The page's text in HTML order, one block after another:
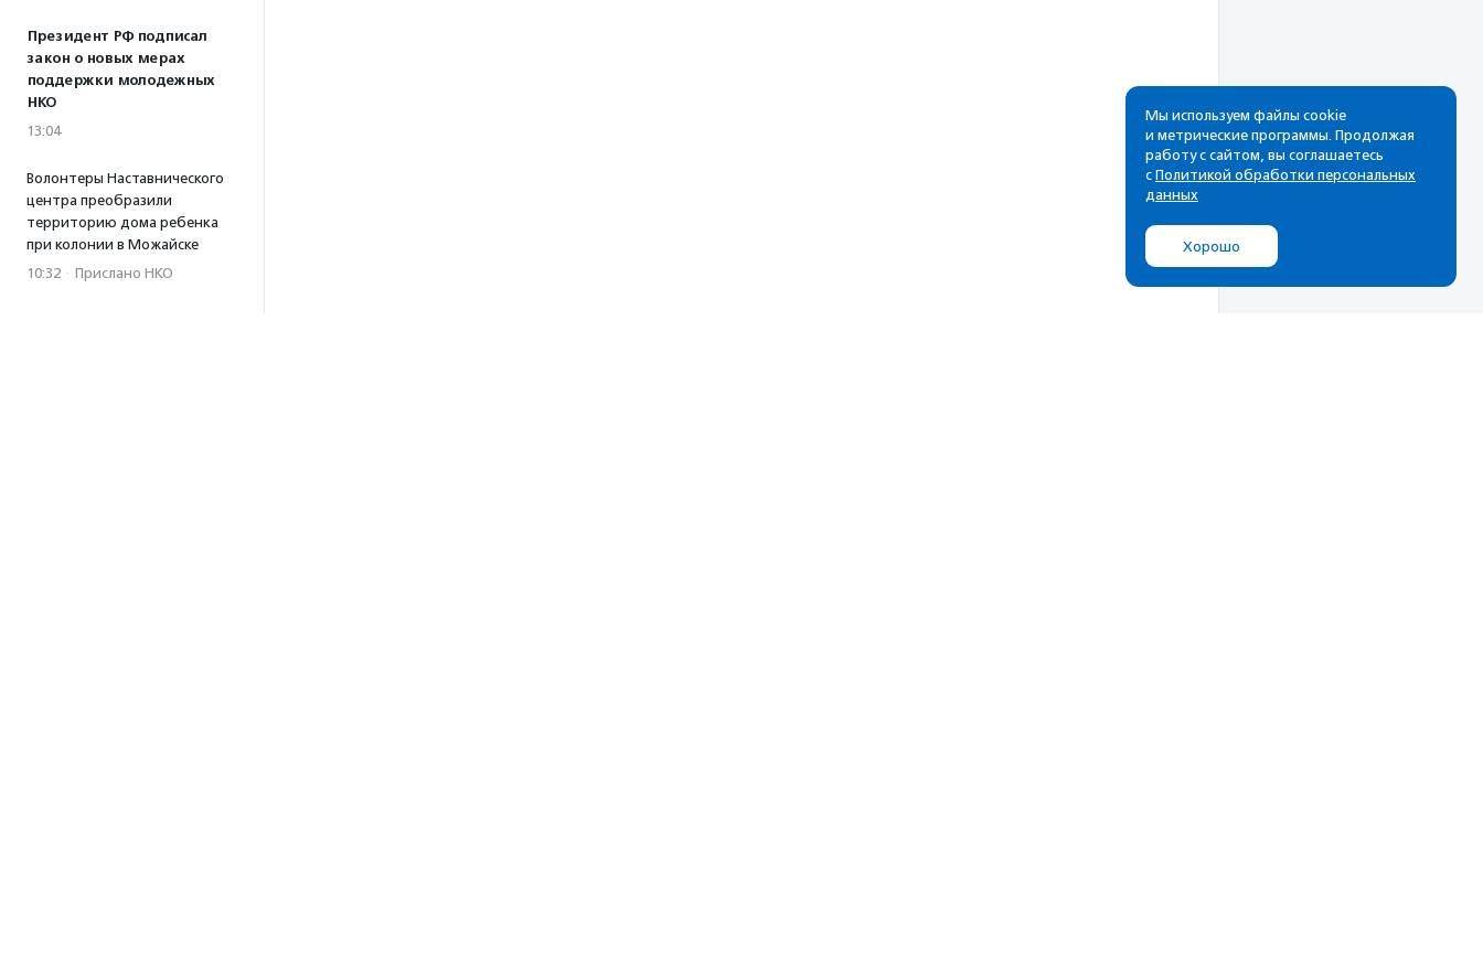
Президент РФ подписал
закон о новых мерах
поддержки молодежных
НКО
13:04
Волонтеры Наставнического
центра преобразили
территорию дома ребенка
при колонии в Можайске
10:32 · Прислано НКО
Рассылка
Cамые свежие новости,
почтовом ящике
Мы используем файлы cookie
и метрические программы. Продолжая
работу с сайтом, вы соглашаетесь
с Политикой обработки персональных
данных
Хорошо